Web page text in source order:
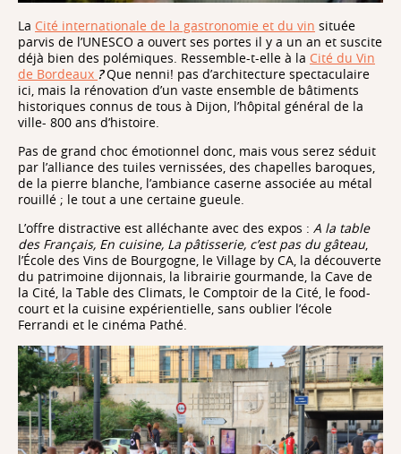
La Cité internationale de la gastronomie et du vin située
parvis de l’UNESCO a ouvert ses portes il y a un an et suscite
déjà bien des polémiques. Ressemble-t-elle à la Cité du Vin
de Bordeaux ?Que nenni! pas d’architecture spectaculaire
ici, mais la rénovation d’un vaste ensemble de bâtiments
historiques connus de tous à Dijon, l’hôpital général de la
ville- 800 ans d’histoire.
Pas de grand choc émotionnel donc, mais vous serez séduit
par l’alliance des tuiles vernissées, des chapelles baroques,
de la pierre blanche, l’ambiance caserne associée au métal
rouillé ; le tout a une certaine gueule.
L’offre distractive est alléchante avec des expos : A la table
des Français, En cuisine, La pâtisserie, c’est pas du gâteau,
l’École des Vins de Bourgogne, le Village by CA, la découverte
du patrimoine dijonnais, la librairie gourmande, la Cave de
la Cité, la Table des Climats, le Comptoir de la Cité, le food-
court et la cuisine expérientielle, sans oublier l’école
Ferrandi et le cinéma Pathé.